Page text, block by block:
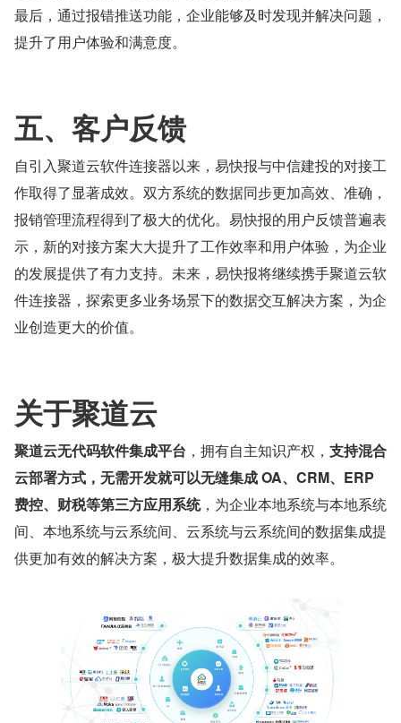
最后，通过报错推送功能，企业能够及时发现并解决问题，
提升了用户体验和满意度。
五、客户反馈
自引入聚道云软件连接器以来，易快报与中信建投的对接工
作取得了显著成效。双方系统的数据同步更加高效、准确，
报销管理流程得到了极大的优化。易快报的用户反馈普遍表
示，新的对接方案大大提升了工作效率和用户体验，为企业
的发展提供了有力支持。未来，易快报将继续携手聚道云软
件连接器，探索更多业务场景下的数据交互解决方案，为企
业创造更大的价值。
关于聚道云
聚道云无代码软件集成平台 ，拥有自主知识产权， 支持混合
云部署方式，无需开发就可以无缝集成 OA、CRM、ERP
费控、财税等第三方应用系统，为企业本地系统与本地系统
间、本地系统与云系统间、云系统与云系统间的数据集成提
供更加有效的解决方案，极大提升数据集成的效率。